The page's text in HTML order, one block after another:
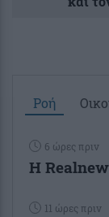
Ροή
6 ώρες πριν
Η
11 ώρες πριν